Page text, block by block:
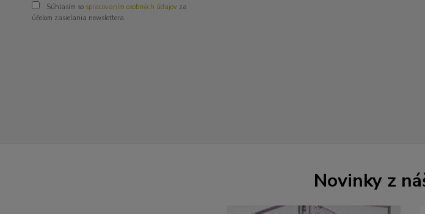
Súhlasím so spracovaním osobných údajov za
účelom zasielania newslettera.
Novinky z